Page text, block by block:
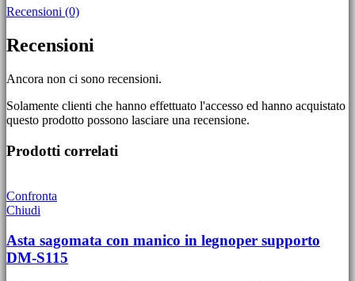
Recensioni (0)
Recensioni
Ancora non ci sono recensioni.
Solamente clienti che hanno effettuato l'accesso ed hanno acquistato
questo prodotto possono lasciare una recensione.
Prodotti correlati
Confronta
Chiudi
Asta sagomata con manico in legnoper supporto
DM-S115